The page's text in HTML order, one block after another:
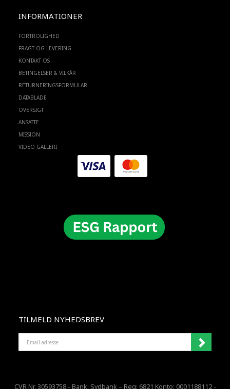
INFORMATIONER
FORTROLIGHED
FRAGT OG LEVERING
KONTAKT OS
BETINGELSER & VILKÅR
RETURNERINGSFORMULAR
DATABLADE
OVERSIGT
ANSATTE
MISSION
VIDEO GALLERI
TILMELD NYHEDSBREV
ADRESSE
CVR Nr. 30593758 - Bank: Sydbank – Reg: 6821 Konto: 0001188112 -